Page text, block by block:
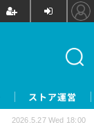
ストア運営
2026.5.27 Wed 18:00